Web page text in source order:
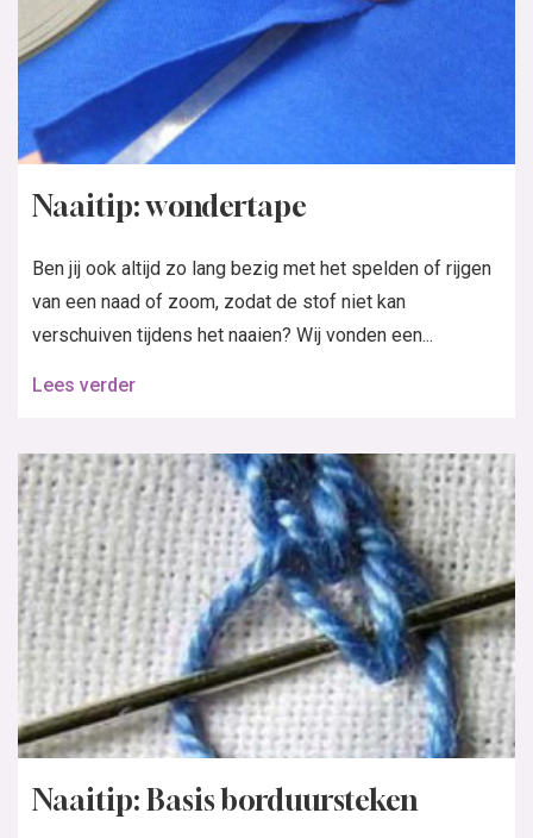
Naaitip: wondertape
Ben jij ook altijd zo lang bezig met het spelden of rijgen
van een naad of zoom, zodat de stof niet kan
verschuiven tijdens het naaien? Wij vonden een...
Lees verder
Naaitip: Basis borduursteken